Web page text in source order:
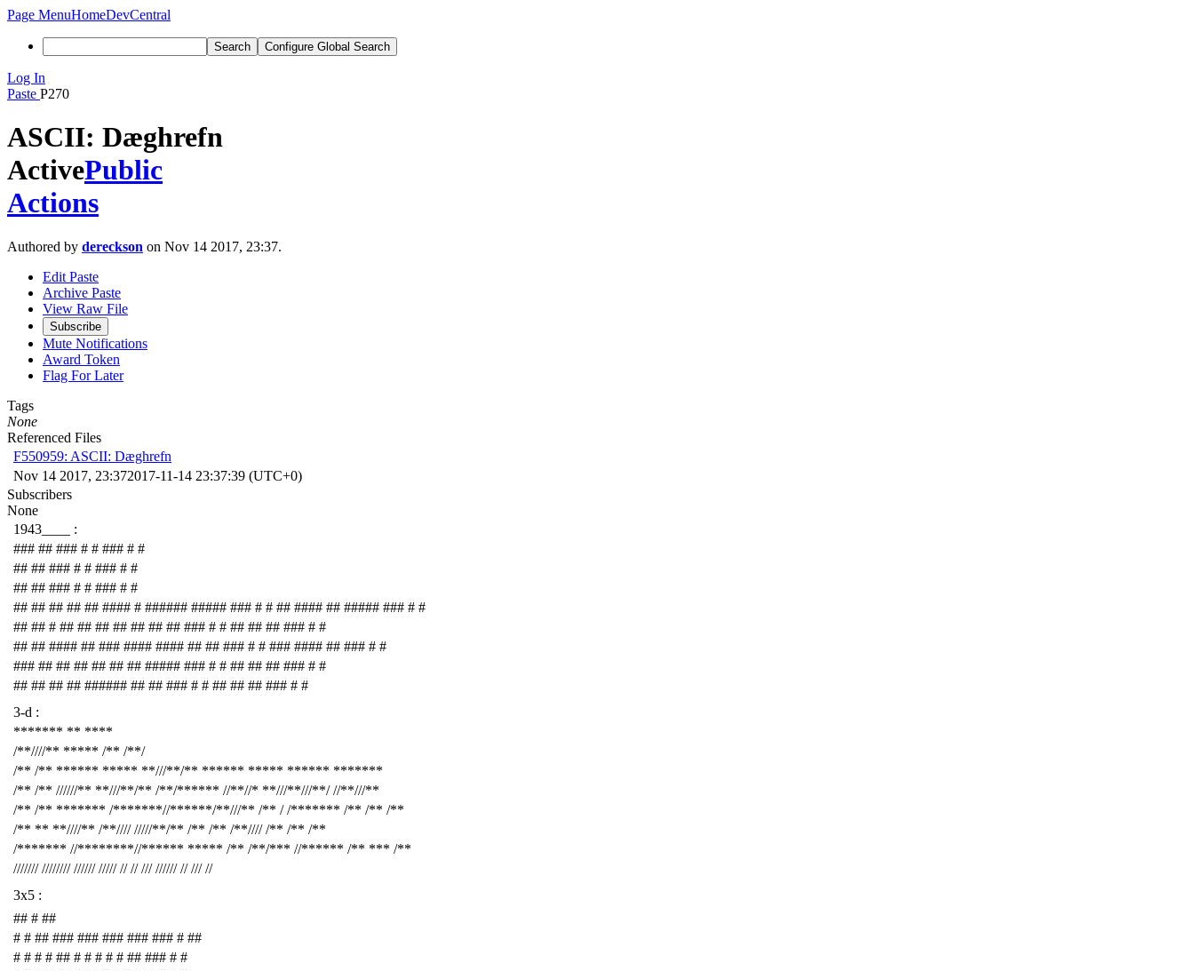
Page MenuHomeDevCentral
Search Configure Global Search
Log In
Paste P270
ASCII: Dæghrefn
ActivePublic
Actions
Authored by dereckson on Nov 14 2017, 23:37.
Edit Paste
Archive Paste
View Raw File
Subscribe
Mute Notifications
Award Token
Flag For Later
Tags
None
Referenced Files
F550959: ASCII: Dæghrefn
Nov 14 2017, 23:372017-11-14 23:37:39 (UTC+0)
Subscribers
None
1943____ :
### ## ### # # ### # #
## ## ### # # ### # #
## ## ### # # ### # #
## ## ## ## ## #### # ###### ##### ### # # ## #### ## ##### ### # #
## ## # ## ## ## ## ## ## ## ### # # ## ## ## ### # #
## ## #### ## ### #### #### ## ## ### # # ### #### ## ### # #
### ## ## ## ## ## ## ##### ### # # ## ## ## ### # #
## ## ## ## ###### ## ## ### # # ## ## ## ### # #
3-d :
******* ** ****
/**////** ***** /** /**/
/** /** ****** ***** **///**/** ****** ***** ****** *******
/** /** //////** **///**/** /**/****** //**//* **///**///**/ //**///**
/** /** ******* /*******//******/**///** /** / /******* /** /** /**
/** ** **////** /**//// /////**/** /** /** /**//// /** /** /**
/******* //********//****** ***** /** /**/*** //****** /** *** /**
/////// //////// ////// ///// // // /// ////// // /// //
3x5 :
## # ##
# # ## ### ### ### ### ### # ##
# # # # ## # # # # # ## ### # #